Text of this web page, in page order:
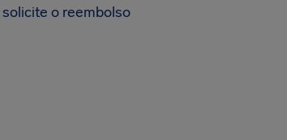
o reembolso